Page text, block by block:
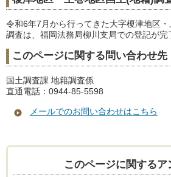
令和6年7月から行ってきた大字榎津地区・
調査は、福岡法務局柳川支局での登記が完
このページに関する問い合わせ先
国土調査課 地籍調査係
直通電話：0944-85-5598
メールでのお問い合わせはこちら
このページに関するア